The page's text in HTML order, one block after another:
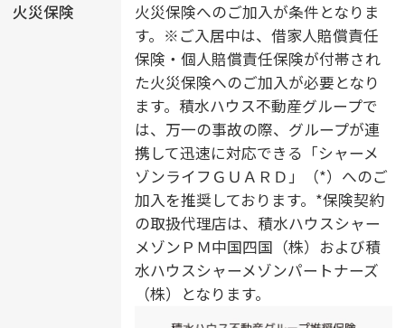
火災保険
火災保険へのご加入が条件となりま
す。※ご入居中は、借家人賠償責任
保険・個人賠償責任保険が付帯され
た火災保険へのご加入が必要となり
ます。積水ハウス不動産グループで
は、万一の事故の際、グループが連
携して迅速に対応できる「シャーメ
ゾンライフＧＵＡＲＤ」（*）へのご
加入を推奨しております。*保険契約
の取扱代理店は、積水ハウスシャー
メゾンＰＭ中国四国（株）および積
水ハウスシャーメゾンパートナーズ
（株）となります。